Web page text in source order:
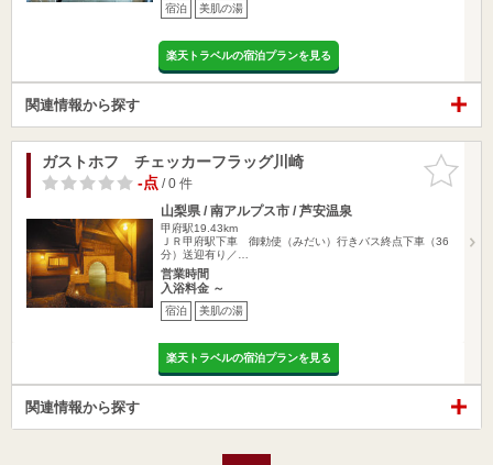
宿泊 美肌の湯
楽天トラベルの宿泊プランを見る
関連情報から探す
お気に入
りに追加
ガストホフ チェッカーフラッグ川崎
-点/ 0 件
山梨県 / 南アルプス市 / 芦安温泉
甲府駅19.43km
ＪＲ甲府駅下車 御勅使（みだい）行きバス終点下車（36
分）送迎有り／…
営業時間
入浴料金 ～
宿泊 美肌の湯
楽天トラベルの宿泊プランを見る
関連情報から探す